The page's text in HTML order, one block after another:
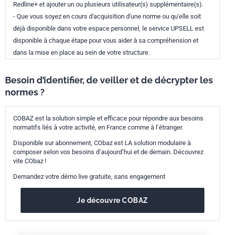
Redline+ et ajouter un ou plusieurs utilisateur(s) supplémentaire(s).
- Que vous soyez en cours d'acquisition d'une norme ou qu'elle soit
déjà disponible dans votre espace personnel, le service UPSELL est
disponible à chaque étape pour vous aider à sa compréhension et
dans la mise en place au sein de votre structure.
Besoin d’identifier, de veiller et de décrypter les
normes ?
COBAZ est la solution simple et efficace pour répondre aux besoins
normatifs liés à votre activité, en France comme à l’étranger.
Disponible sur abonnement, CObaz est LA solution modulaire à
composer selon vos besoins d’aujourd’hui et de demain. Découvrez
vite CObaz !
Demandez votre démo live gratuite, sans engagement
Je découvre COBAZ